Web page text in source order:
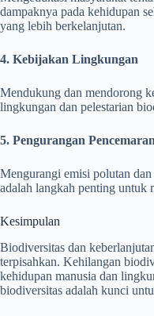
dampaknya pada kehidupan
yang lebih berkelanjutan.
4. Kebijakan Lingkungan
Mendukung dan mendorong
lingkungan dan pelestarian
5. Pengurangan
Mengurangi emisi polutan
adalah langkah penting untuk
Kesimpulan
Biodiversitas dan
terpisahkan. Kehilangan
kehidupan manusia dan
biodiversitas adalah kunci